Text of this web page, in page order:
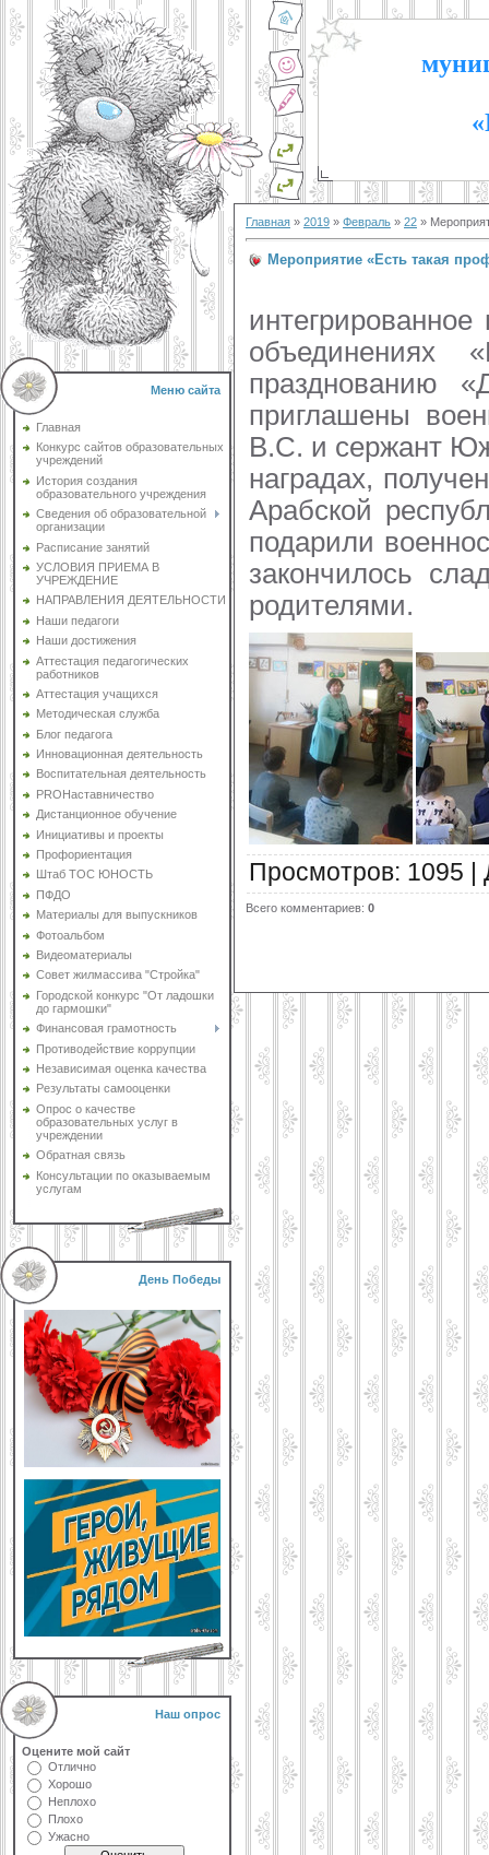
Меню сайта
Главная
Конкурс сайтов образовательных
учреждений
История создания
образовательного учреждения
Сведения об образовательной
организации
Расписание занятий
УСЛОВИЯ ПРИЕМА В
УЧРЕЖДЕНИЕ
НАПРАВЛЕНИЯ ДЕЯТЕЛЬНОСТИ
Наши педагоги
Наши достижения
Аттестация педагогических
работников
Аттестация учащихся
Методическая служба
Блог педагога
Инновационная деятельность
Воспитательная деятельность
PROНаставничество
Дистанционное обучение
Инициативы и проекты
Профориентация
Штаб ТОС ЮНОСТЬ
ПФДО
Материалы для выпускников
Фотоальбом
Видеоматериалы
Совет жилмассива "Стройка"
Городской конкурс "От ладошки
до гармошки"
Финансовая грамотность
Противодействие коррупции
Независимая оценка качества
Результаты самооценки
Опрос о качестве
образовательных услуг в
учреждении
Обратная связь
Консультации по оказываемым
услугам
День Победы
Наш опрос
Оцените мой сайт
Отлично
Хорошо
Неплохо
Плохо
Ужасно
Главная » 2019 » Февраль » 22 »
Мероприятие «Есть такая
объединениях
празднованию
приглашены
В.С. и сержант
наградах,
Арабской
подарили
закончилось
родителями.
Просмотров: 1095
Всего комментариев: 0